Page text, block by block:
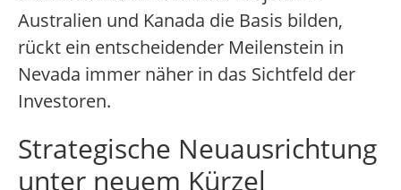
Australien und Kanada die Basis bilden,
rückt ein entscheidender Meilenstein in
Nevada immer näher in das Sichtfeld der
Investoren.
Strategische Neuausrichtung
unter neuem Kürzel